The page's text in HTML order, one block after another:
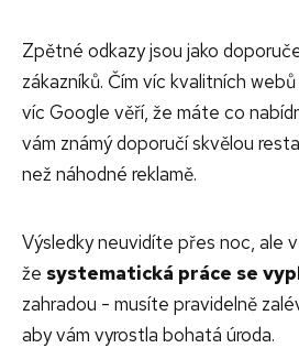
Zpětné odkazy jsou jako
zákazníků. Čím víc kvalitních
víc Google věří, že máte co
vám známý doporučí skvělou
než náhodné reklamě.
Výsledky neuvidíte přes noc, ale
že systematická práce se
zahradou - musíte pravidelně
aby vám vyrostla bohatá úroda.